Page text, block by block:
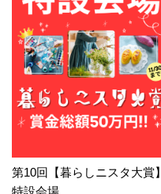
第10回【暮らしニスタ大賞】